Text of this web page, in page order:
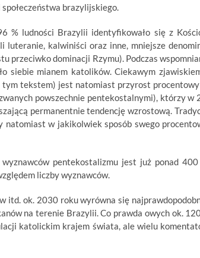
brazylijskiego.
% ludności Brazylii identyfikowało się z
kalwiniści oraz inne, mniejsze
przeciwko dominacji Rzymu). Podczas
siebie mianem katolików. Ciekawym
tym tekstem) jest natomiast przyrost
powszechnie pentekostalnymi), którzy w
permanentnie tendencję wzrostową.
w jakikolwiek sposób swego
pentekostalizmu jest już ponad 400
liczby wyznawców.
itd. ok. 2030 roku wyrówna się
na terenie Brazylii. Co prawda owych ok.
katolickim krajem świata, ale wielu